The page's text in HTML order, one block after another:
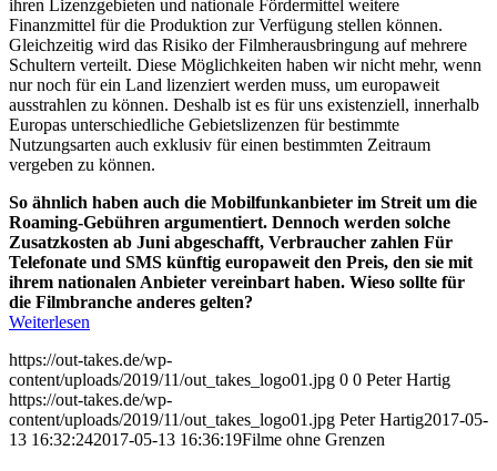
ihren Lizenzgebieten und nationale Fördermittel weitere
Finanzmittel für die Produktion zur Verfügung stellen können.
Gleichzeitig wird das Risiko der Filmherausbringung auf mehrere
Schultern verteilt. Diese Möglichkeiten haben wir nicht mehr, wenn
nur noch für ein Land lizenziert werden muss, um europaweit
ausstrahlen zu können. Deshalb ist es für uns existenziell, innerhalb
Europas unterschiedliche Gebietslizenzen für bestimmte
Nutzungsarten auch exklusiv für einen bestimmten Zeitraum
vergeben zu können.
So ähnlich haben auch die Mobilfunkanbieter im Streit um die
Roaming-Gebühren argumentiert. Dennoch werden solche
Zusatzkosten ab Juni abgeschafft, Verbraucher zahlen Für
Telefonate und SMS künftig europaweit den Preis, den sie mit
ihrem nationalen Anbieter vereinbart haben. Wieso sollte für
die Filmbranche anderes gelten?
Weiterlesen
https://out-takes.de/wp-
content/uploads/2019/11/out_takes_logo01.jpg 0 0 Peter Hartig
https://out-takes.de/wp-
content/uploads/2019/11/out_takes_logo01.jpg Peter Hartig2017-05-
13 16:32:242017-05-13 16:36:19Filme ohne Grenzen